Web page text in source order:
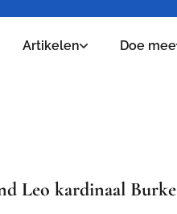
Artikelen Doe mee
Leo kardinaal Burke